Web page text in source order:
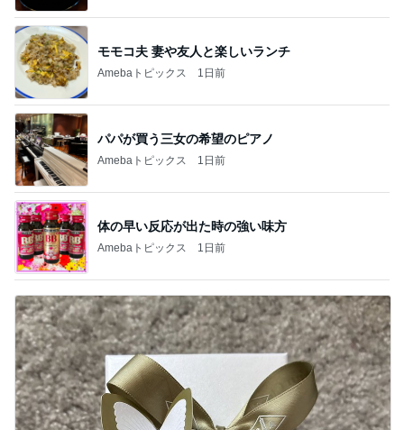
モモコ夫 妻や友人と楽しいランチ
Amebaトピックス 1日前
パパが買う三女の希望のピアノ
Amebaトピックス 1日前
体の早い反応が出た時の強い味方
Amebaトピックス 1日前